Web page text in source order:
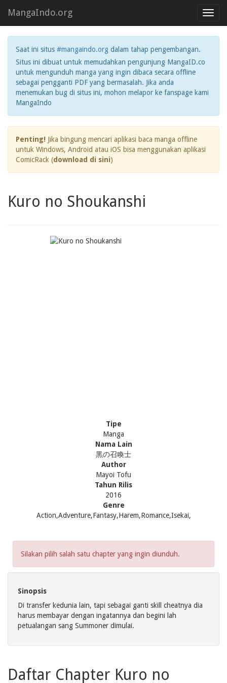
MangaIndo.org
Saat ini situs #mangaindo.org dalam tahap pengembangan.
Situs ini dibuat untuk memudahkan pengunjung MangaID.co
untuk mengunduh manga yang ingin dibaca secara offline
sebagai pengganti PDF yang bermasalah. Jika anda
menemukan bug di situs ini, mohon melapor ke fanspage kami
MangaIndo
Penting! Jika bingung mencari aplikasi baca manga offline
untuk Windows, Android atau iOS bisa menggunakan aplikasi
ComicRack (download di sini)
Kuro no Shoukanshi
Tipe
Manga
Nama Lain
黒の召喚士
Author
Mayoi Tofu
Tahun Rilis
2016
Genre
Action,Adventure,Fantasy,Harem,Romance,Isekai,
Silakan pilih salah satu chapter yang ingin diunduh.
Sinopsis
Di transfer kedunia lain, tapi sebagai ganti skill cheatnya dia
harus membayar dengan ingatannya dan begini lah
petualangan sang Summoner dimulai.
Daftar Chapter Kuro no